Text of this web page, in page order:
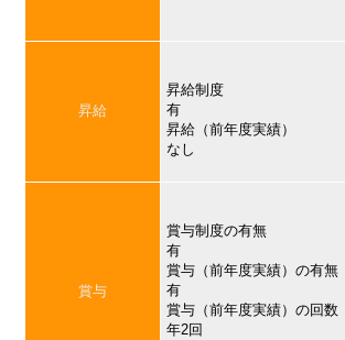
昇給
昇給制度
有
昇給（前年度実績）
なし
賞与
賞与制度の有無
有
賞与（前年度実績）の有無
有
賞与（前年度実績）の回数
年2回